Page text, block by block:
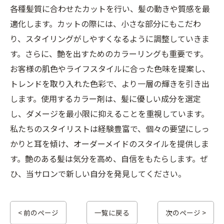
各種髪質に合わせたカットを行い、髪の動きや質感を最
適化します。カットの際には、小さな部分にもこだわ
り、スタイリングがしやすくなるように調整していきま
す。さらに、艶を出すためのカラーリングも重要です。
お客様の肌色やライフスタイルに合った色味を提案し、
トレンドを取り入れた色彩で、より一層の輝きを引き出
します。使用するカラー剤は、髪に優しい成分を選定
し、ダメージを最小限に抑えることを重視しています。
私たちのスタイリストは経験豊富で、個々の要望にしっ
かりと耳を傾け、オーダーメイドのスタイルを提供しま
す。艶のある髪は気分を高め、自信をもたらします。ぜ
ひ、当サロンで新しい自分を発見してください。
< 前のページ 一覧に戻る 次のページ >